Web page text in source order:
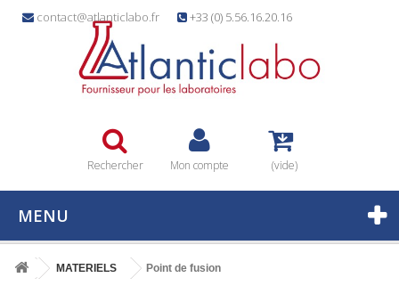
contact@atlanticlabo.fr +33 (0) 5.56.16.20.16
Rechercher Mon compte (vide)
MENU
MATERIELS Point de fusion